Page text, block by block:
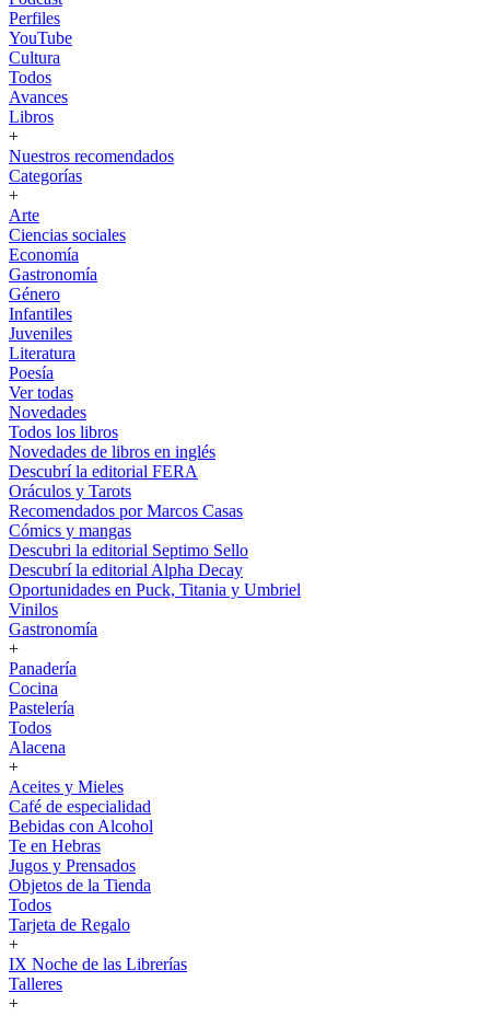
Perfiles
YouTube
Cultura
Todos
Avances
Libros
+
Nuestros recomendados
Categorías
+
Arte
Ciencias sociales
Economía
Gastronomía
Género
Infantiles
Juveniles
Literatura
Poesía
Ver todas
Novedades
Todos los libros
Novedades de libros en inglés
Descubrí la editorial FERA
Oráculos y Tarots
Recomendados por Marcos Casas
Cómics y mangas
Descubri la editorial Septimo Sello
Descubrí la editorial Alpha Decay
Oportunidades en Puck, Titania y Umbriel
Vinilos
Gastronomía
+
Panadería
Cocina
Pastelería
Todos
Alacena
+
Aceites y Mieles
Café de especialidad
Bebidas con Alcohol
Te en Hebras
Jugos y Prensados
Objetos de la Tienda
Todos
Tarjeta de Regalo
+
IX Noche de las Librerías
Talleres
+